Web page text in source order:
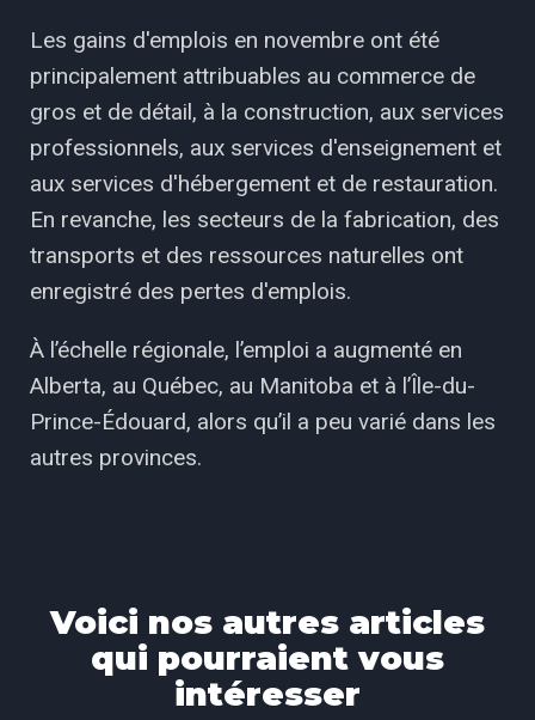
Les gains d'emplois en novembre ont été
principalement attribuables au commerce de
gros et de détail, à la construction, aux services
professionnels, aux services d'enseignement et
aux services d'hébergement et de restauration.
En revanche, les secteurs de la fabrication, des
transports et des ressources naturelles ont
enregistré des pertes d'emplois.
À l’échelle régionale, l’emploi a augmenté en
Alberta, au Québec, au Manitoba et à l’Île-du-
Prince-Édouard, alors qu’il a peu varié dans les
autres provinces.
Voici nos autres articles
qui pourraient vous
intéresser